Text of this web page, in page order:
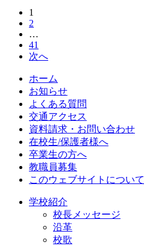
1
2
…
41
次へ
ホーム
お知らせ
よくある質問
交通アクセス
資料請求・お問い合わせ
在校生/保護者様へ
卒業生の方へ
教職員募集
このウェブサイトについて
学校紹介
校長メッセージ
沿革
校歌